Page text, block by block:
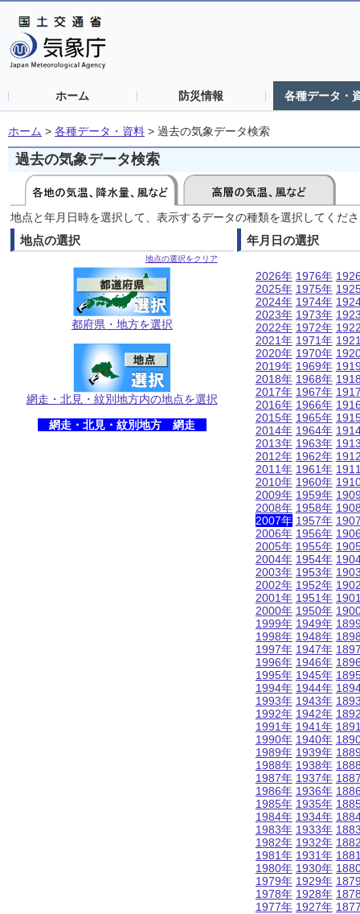
ホーム 防災情報 各種データ・
ホーム > 各種データ・資料 > 過去の気象データ検索
過去の気象データ検索
地点と年月日時を選択して、表示するデータの種類を選択してくだ
地点の選択
地点の選択をクリア
都府県・地方を選択
網走・北見・紋別地方内の地点を選択
網走・北見・紋別地方 網走
年月日の選択
2026年
2025年
2024年
2023年
2022年
2021年
2020年
2019年
2018年
2017年
2016年
2015年
2014年
2013年
2012年
2011年
2010年
2009年
2008年
2007年
2006年
2005年
2004年
2003年
2002年
2001年
2000年
1999年
1998年
1997年
1996年
1995年
1994年
1993年
1992年
1991年
1990年
1989年
1988年
1987年
1986年
1985年
1984年
1983年
1982年
1981年
1980年
1979年
1978年
1977年
1976年
1975年
1974年
1973年
1972年
1971年
1970年
1969年
1968年
1967年
1966年
1965年
1964年
1963年
1962年
1961年
1960年
1959年
1958年
1957年
1956年
1955年
1954年
1953年
1952年
1951年
1950年
1949年
1948年
1947年
1946年
1945年
1944年
1943年
1942年
1941年
1940年
1939年
1938年
1937年
1936年
1935年
1934年
1933年
1932年
1931年
1930年
1929年
1928年
1927年